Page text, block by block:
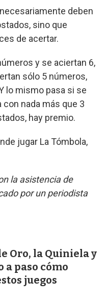
deben
sino que
de acertar.
y se aciertan 6,
sólo 5 números,
lo mismo pasa si se
nada más que 3
hay premio.
jugar La Tómbola,
la asistencia de
por un periodista
Oro, la Quiniela y
a paso cómo
juegos